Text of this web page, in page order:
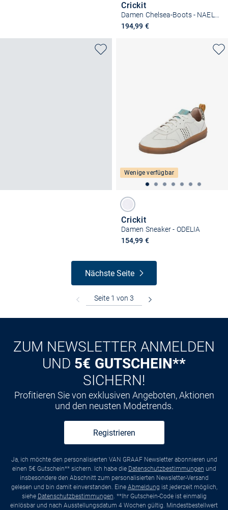
Crickit
Damen Chelsea-Boots - NAELLE
194,99 €
Wenige verfügbar
Crickit
Damen Sneaker - ODELIA
154,99 €
Nächste Seite
ZUM NEWSLETTER ANMELDEN
UND 5€ GUTSCHEIN**
SICHERN!
Profitieren Sie von exklusiven Angeboten, Aktionen
und den neusten Modetrends.
Registrieren
Ja, ich möchte den personalisierten VAN GRAAF Newsletter abonnieren und
einen 5€ Gutschein** sichern. Ich habe die Datenschutzbestimmungen und
insbesondere den Abschnitt zum personalisierten Newsletter-Versand
gelesen und bin damit einverstanden. Eine Abmeldung ist jederzeit möglich,
siehe Datenschutzbestimmungen. **Ihr Gutschein-Code ist einmalig
einlösbar und nach Ausstellungsdatum 4 Wochen gültig. Mindestbestellwert